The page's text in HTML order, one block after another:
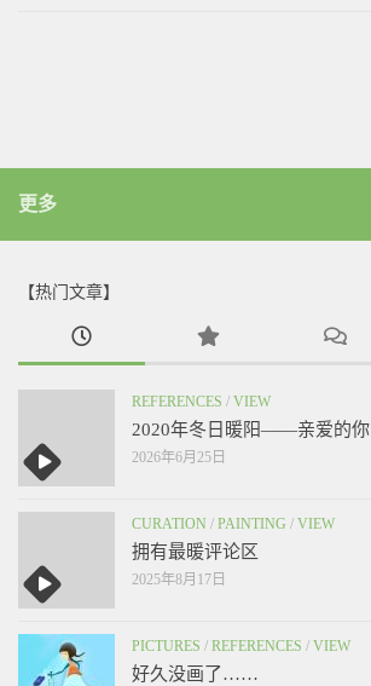
更多
【热门文章】
REFERENCES / VIEW
2020年冬日暖阳——亲爱的你
2026年6月25日
CURATION / PAINTING / VIEW
拥有最暖评论区
2025年8月17日
PICTURES / REFERENCES / VIEW
好久没画了……